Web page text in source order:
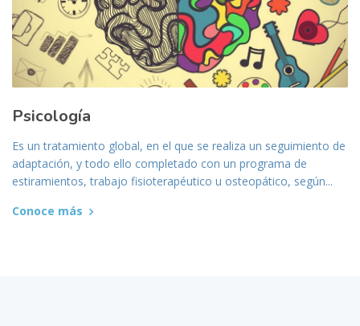
Psicología
Es un tratamiento global, en el que se realiza un seguimiento de
adaptación, y todo ello completado con un programa de
estiramientos, trabajo fisioterapéutico u osteopático, según...
Conoce más